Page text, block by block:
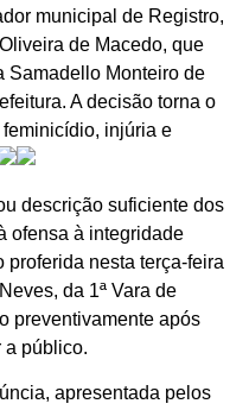
municipal de Registro,
de Macedo, que
Samadello Monteiro de
A decisão torna o
injúria e
descrição suficiente dos
ofensa à integridade
proferida nesta terça-feira
da 1ª Vara de
preventivamente após
a público.
apresentada pelos